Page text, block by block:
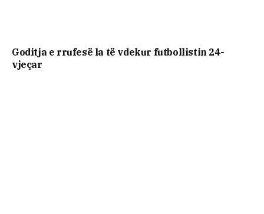
Goditja e rrufesë la të vdekur futbollistin 24-
vjeçar